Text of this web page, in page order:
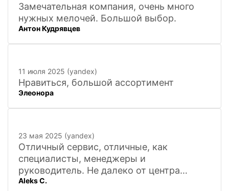
Замечательная компания, очень много
нужных мелочей. Большой выбор.
Антон Кудрявцев
11 июля 2025 (yandex)
Нравиться, большой ассортимент
Элеонора
23 мая 2025 (yandex)
Отличный сервис, отличные, как
специалисты, менеджеры и
руководитель. Не далеко от центра
города, 20 минут
Aleks C.